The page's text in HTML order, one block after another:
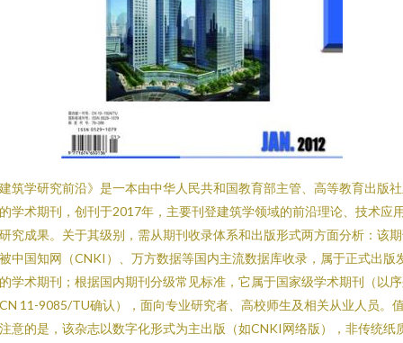
筑学研究前沿》是一本由中华人民共和国教育部主管、高等教育出版
学术期刊，创刊于2017年，主要刊登建筑学领域的前沿理论、技术应
究成果。关于其级别，需从期刊收录体系和出版形式两方面分析：该
中国知网（CNKI）、万方数据等国内主流数据库收录，属于正式出版
学术期刊；根据国内期刊分级常见标准，它属于国家级学术期刊（以
11-9085/TU确认），面向专业研究者、高校师生及相关从业人员。
意的是，该杂志以数字化形式为主出版（如CNKI网络版），非传统纸